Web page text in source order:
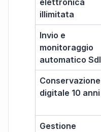
illimitata
Invio e
monitoraggio
automatico SdI
Conservazione
digitale 10 anni
Gestione